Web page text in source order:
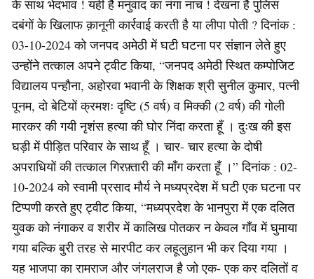
के साथ भेदभाव ! यही है मनुवाद का नंगा नाच ! देखना है पुलिस
दबंगों के खिलाफ क़ानूनी कार्रवाई करती है या लीपा पोती ? दिनांक :
03-10-2024 को जनपद अमेठी में घटी घटना पर संज्ञान लेते हुए
उन्होंने तत्काल अपने ट्वीट किया, “जनपद अमेठी स्थित कम्पोजिट
विद्यालय पन्हौना, अहोरवा भवानी के शिक्षक श्री सुनील कुमार, पत्नी
पूनम, दो बेटियों क्रमशः दृष्टि (5 वर्ष) व मिक्की (2 वर्ष) की गोली
मारकर की गयी नृशंस हत्या की घोर निंदा करता हूँ । दुःख की इस
घड़ी में पीड़ित परिवार के साथ हूँ । चार- चार हत्या के दोषी
अपराधियों की तत्काल गिरफ़्तारी की माँग करता हूँ ।” दिनांक : 02-
10-2024 को स्वामी प्रसाद मौर्य ने मध्यप्रदेश में घटी एक घटना पर
टिप्पणी करते हुए ट्वीट किया, “मध्यप्रदेश के भानपुरा में एक दलित
युवक को नंगाकर व शरीर में कालिख पोतकर न केवल गाँव में घुमाया
गया बल्कि बुरी तरह से मारपीट कर लहूलुहान भी कर दिया गया ।
यह भाजपा का रामराज और जंगलराज है जो एक- एक कर दलितों व